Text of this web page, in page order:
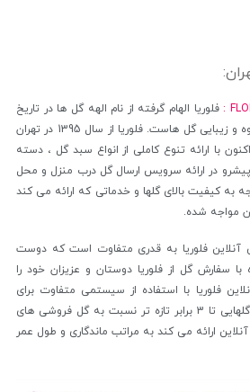
فلوریا الهام گرفته از نام الهه گل ها در تاریخ
اساطیری است و نمادی از شکوه و زیبایی گل هاست. فلوریا از سال 1395 در تهران
با ارائه تنوع کاملی از انواع سبد گل ، دسته
در ارائه سرویس ارسال گل درب منزل و محل
به کیفیت بالای گلها و خدماتی که ارائه می کند
مواجه شده.
آنلاین فلوریا به قدری متفاوت است که دوست
با سفارش گل از فلوریا دوستان و عزیزان خود را
فلوریا با استفاده از سیستمی متفاوت برای
تامین ، فروش و توزیع گل ، گلهایی تا 3 برابر تازه تر نسبت به گل فروشی های
ارائه می کند به مراتب ماندگاری و طول عمر